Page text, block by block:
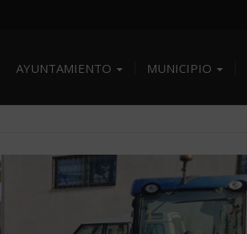
AYUNTAMIENTO MUNICIPIO